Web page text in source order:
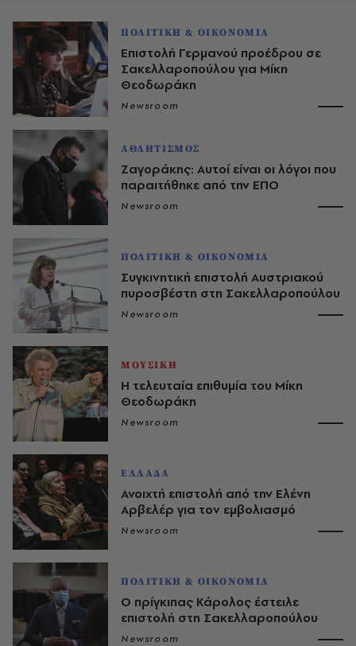
ΠΟΛΙΤΙΚΗ & ΟΙΚΟΝΟΜΙΑ
Επιστολή Γερμανού προέδρου σε
Σακελλαροπούλου για Μίκη
Θεοδωράκη
Newsroom
ΑΘΛΗΤΙΣΜΟΣ
Ζαγοράκης: Αυτοί είναι οι λόγοι που
παραιτήθηκε από την ΕΠΟ
Newsroom
ΠΟΛΙΤΙΚΗ & ΟΙΚΟΝΟΜΙΑ
Συγκινητική επιστολή Αυστριακού
πυροσβέστη στη Σακελλαροπούλου
Newsroom
ΜΟΥΣΙΚΗ
Η τελευταία επιθυμία του Μίκη
Θεοδωράκη
Newsroom
ΕΛΛΑΔΑ
Ανοιχτή επιστολή από την Ελένη
Αρβελέρ για τον εμβολιασμό
Newsroom
ΠΟΛΙΤΙΚΗ & ΟΙΚΟΝΟΜΙΑ
Ο πρίγκιπας Κάρολος έστειλε
επιστολή στη Σακελλαροπούλου
Newsroom